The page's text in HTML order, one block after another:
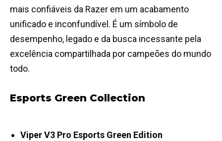
mais confiáveis da Razer em um acabamento
unificado e inconfundível. É um símbolo de
desempenho, legado e da busca incessante pela
excelência compartilhada por campeões do mundo
todo.
Esports Green Collection
Viper V3 Pro Esports Green Edition